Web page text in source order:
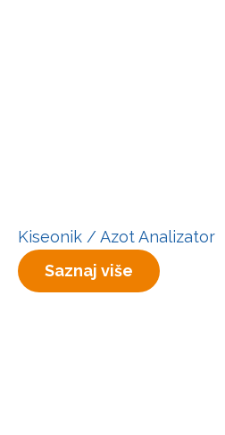
Kiseonik / Azot Analizator
Saznaj više